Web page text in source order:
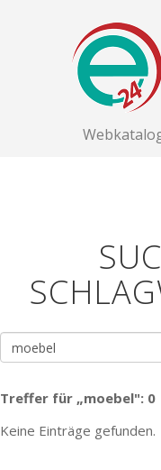
Treffer für „moebel": 0
Keine Einträge gefunden.